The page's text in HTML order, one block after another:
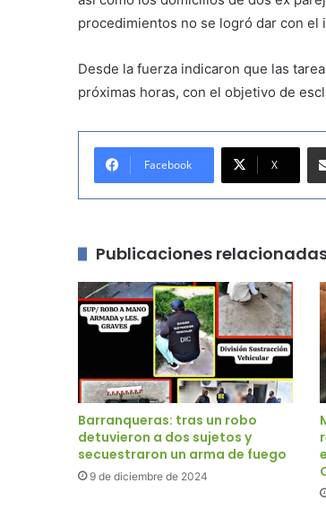
procedimientos no se logró dar con
Desde la fuerza indicaron que las
próximas horas, con el objetivo de
Facebook X
Publicaciones
Barranqueras: tras un robo
detuvieron a dos sujetos y
secuestraron un arma de fuego
9 de diciembre de 2024